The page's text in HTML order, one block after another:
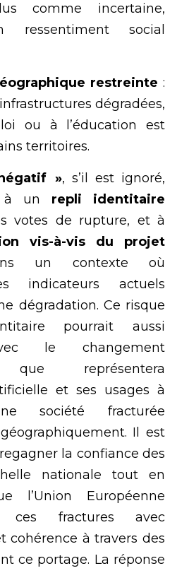
comme incertaine,
ressentiment social
restreinte :
dégradées,
ou à l’éducation est
territoires.
», s’il est ignoré,
à un repli identitaire
votes de rupture, et à
vis-à-vis du projet
un contexte où
indicateurs actuels
dégradation. Ce risque
pourrait aussi
le changement
que représentera
et ses usages à
société fracturée
Il est
la confiance des
nationale tout en
l’Union Européenne
ces fractures avec
cohérence à travers des
ce portage. La réponse